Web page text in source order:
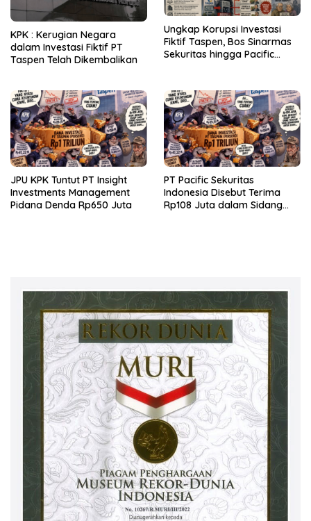
KPK : Kerugian Negara
dalam Investasi Fiktif PT
Taspen Telah Dikembalikan
Ungkap Korupsi Investasi
Fiktif Taspen, Bos Sinarmas
Sekuritas hingga Pacific
JPU KPK Tuntut PT Insight
Investments Management
Pidana Denda Rp650 Juta
PT Pacific Sekuritas
Indonesia Disebut Terima
Rp108 Juta dalam Sidang